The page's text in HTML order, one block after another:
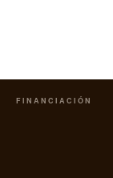
FINANCIACIÓN